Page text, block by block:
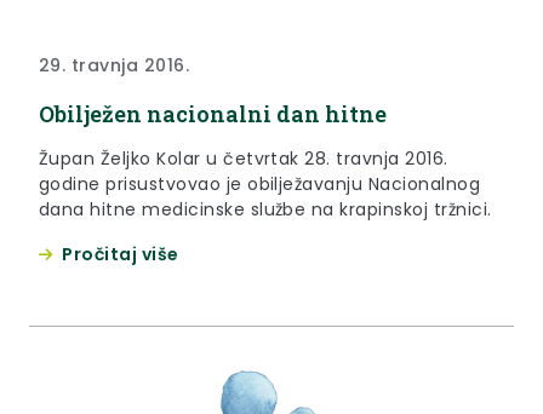
29. travnja 2016.
Obilježen nacionalni dan hitne
Župan Željko Kolar u četvrtak 28. travnja 2016.
godine prisustvovao je obilježavanju Nacionalnog
dana hitne medicinske službe na krapinskoj tržnici.
Pročitaj više